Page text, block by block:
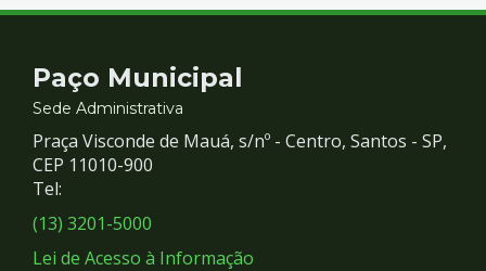
Contato
e
Redes
Sociais
Paço Municipal
Sede Administrativa
Praça Visconde de Mauá, s/nº - Centro, Santos - SP,
CEP 11010-900
Tel:
(13) 3201-5000
Lei de Acesso à Informação